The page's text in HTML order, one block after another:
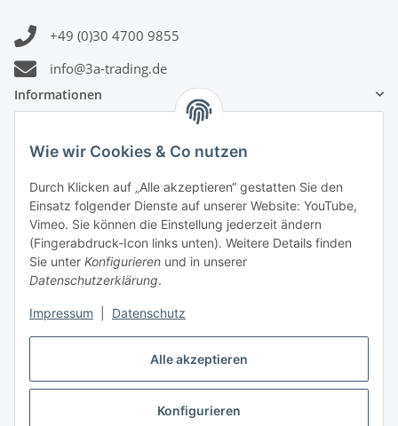
Alle akzeptieren
Konfigurieren
Wie wir Cookies & Co nutzen
Durch Klicken auf „Alle akzeptieren“ gestatten Sie den
Einsatz folgender Dienste auf unserer Website: YouTube,
Vimeo. Sie können die Einstellung jederzeit ändern
(Fingerabdruck-Icon links unten). Weitere Details finden
Sie unter Konfigurieren und in unserer
Datenschutzerklärung.
Impressum Datenschutz
+49 (0)30 4700 9855
info@3a-trading.de
Informationen
Gesetzliche Informationen
Zahlungsinformationen
Versandinformationen